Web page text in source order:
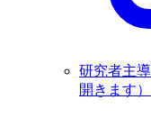
研究者主
開きます）